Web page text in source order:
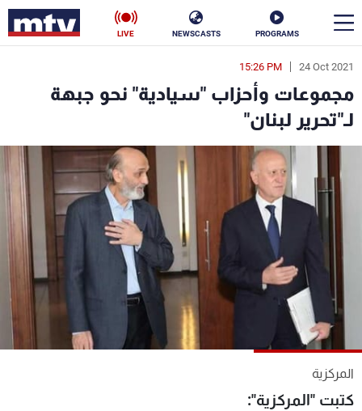
PROGRAMS
NEWSCASTS
LIVE
24 Oct 2021
15:26 PM
مجموعات وأحزاب "سيادية" نحو جبهة
لـ"تحرير لبنان"
المركزية
كتبت "المركزية":
en
الأخبار
سياسة ناس
إقتصاد
رياضة
كأس العالم
البرامج
شاهد البرامج
الترددات